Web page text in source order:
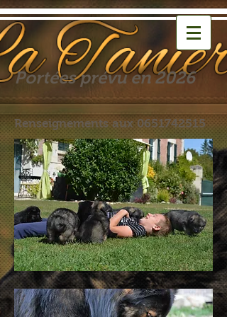
Portées prévu en 2026
Renseignements aux 0651742515